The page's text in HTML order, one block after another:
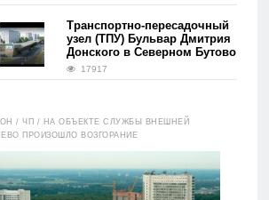
Транспортно-пересадочный
узел (ТПУ) Бульвар Дмитрия
Донского в Северном Бутово
17917
/ЧП / НА ОБЪЕКТЕ СЛУЖБЫ ВНЕШНЕЙ
ПРОИЗОШЛО ВОЗГОРАНИЕ